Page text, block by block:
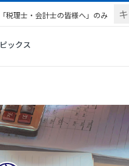
「税理士・会計士の皆様へ」のみ
ックス